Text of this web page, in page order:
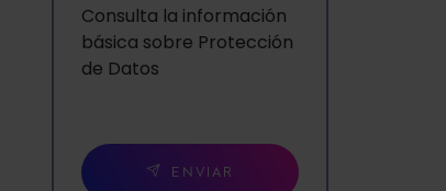
Consulta la información
básica sobre Protección
de Datos
ENVIAR